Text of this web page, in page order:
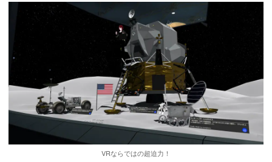
VRならではの超迫力！